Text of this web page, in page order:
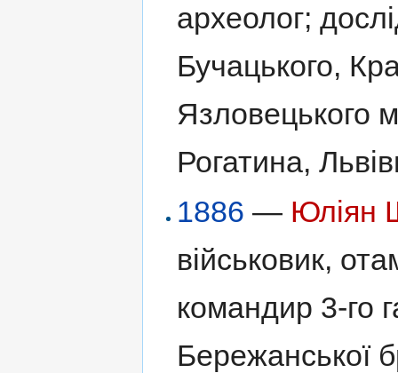
археолог;
Бучацького,
Язловецького
Рогатина,
1886 — Юліян
військовик,
командир 3-го
Бережанської